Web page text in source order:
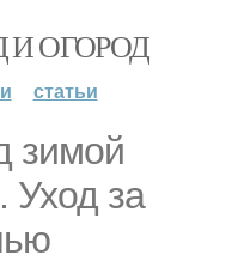
И ОГОРОД
статьи
зимой
Уход за